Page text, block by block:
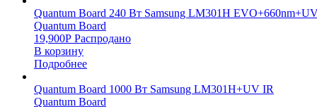
Quantum Board 240 Вт Samsung LM301H
Quantum Board
19,900Р Распродано
В корзину
Подробнее
Quantum Board 1000 Вт Samsung LM301H+UV IR
Quantum Board